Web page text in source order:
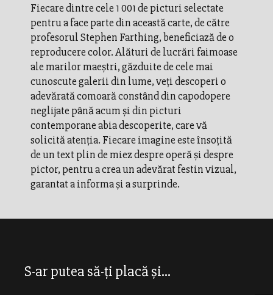
Fiecare dintre cele 1 001 de picturi selectate
pentru a face parte din această carte, de către
profesorul Stephen Farthing, beneficiază de o
reproducere color. Alături de lucrări faimoase
ale marilor maeştri, găzduite de cele mai
cunoscute galerii din lume, veţi descoperi o
adevărată comoară constând din capodopere
neglijate până acum şi din picturi
contemporane abia descoperite, care vă
solicită atenţia. Fiecare imagine este însoţită
de un text plin de miez despre operă şi despre
pictor, pentru a crea un adevărat festin vizual,
garantat a informa şi a surprinde.
S-ar putea să-ți placă și...